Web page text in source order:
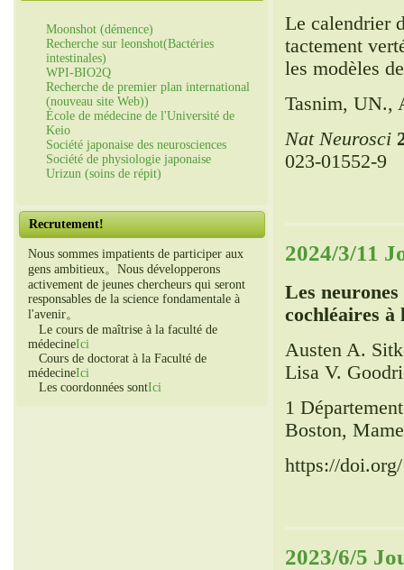
Moonshot (démence)
Recherche sur leonshot(Bactéries
intestinales)
WPI-BIO2Q
Recherche de premier plan international
(nouveau site Web))
École de médecine de l'Université de
Keio
Société japonaise des neurosciences
Société de physiologie japonaise
Urizun (soins de répit)
Recrutement!
Nous sommes impatients de participer aux
gens ambitieux。Nous développerons
activement de jeunes chercheurs qui seront
responsables de la science fondamentale à
l'avenir。
Le cours de maîtrise à la faculté de
médecineIci
Cours de doctorat à la Faculté de
médecineIci
Les coordonnées sontIci
Le calendrier
tactement
les modèles
Tasnim, UN.,
Nat Neurosci
023-01552-9
2024/3/11
Les
cochléaires
Austen A.
Lisa V.
1
Boston,
https://
2023/6/5